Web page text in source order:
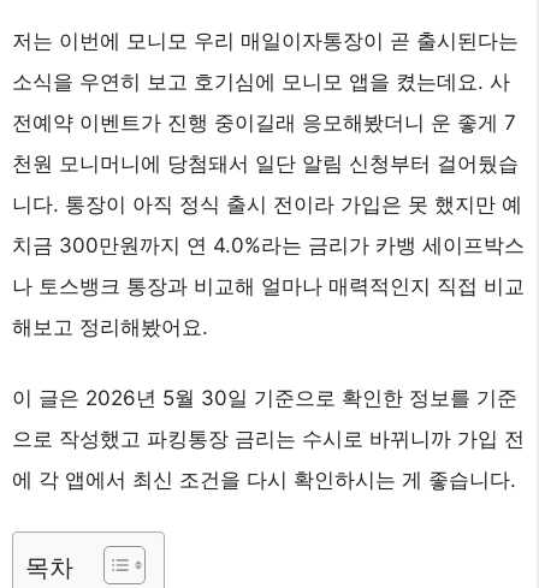
저는 이번에 모니모 우리 매일이자통장이 곧 출시된다는
소식을 우연히 보고 호기심에 모니모 앱을 켰는데요. 사
전예약 이벤트가 진행 중이길래 응모해봤더니 운 좋게 7
천원 모니머니에 당첨돼서 일단 알림 신청부터 걸어뒀습
니다. 통장이 아직 정식 출시 전이라 가입은 못 했지만 예
치금 300만원까지 연 4.0%라는 금리가 카뱅 세이프박스
나 토스뱅크 통장과 비교해 얼마나 매력적인지 직접 비교
해보고 정리해봤어요.
이 글은 2026년 5월 30일 기준으로 확인한 정보를 기준
으로 작성했고 파킹통장 금리는 수시로 바뀌니까 가입 전
에 각 앱에서 최신 조건을 다시 확인하시는 게 좋습니다.
목차